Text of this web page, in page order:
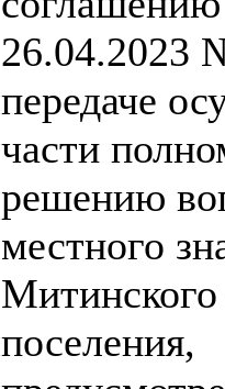
26.04.2023
передаче
части
решению
местного
Митинского
поселения,